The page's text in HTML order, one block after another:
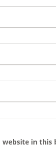
website in